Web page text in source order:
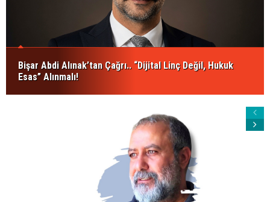
Bişar Abdi Alınak’tan Çağrı.. “Dijital Linç Değil, Hukuk
Esas” Alınmalı!